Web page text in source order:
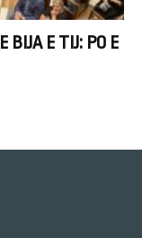
BIJA E TIJ: PO E